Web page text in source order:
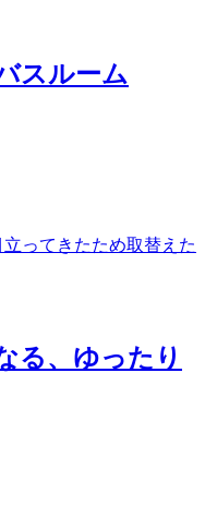
スルーム
ってきたため取替えた
る、ゆったり